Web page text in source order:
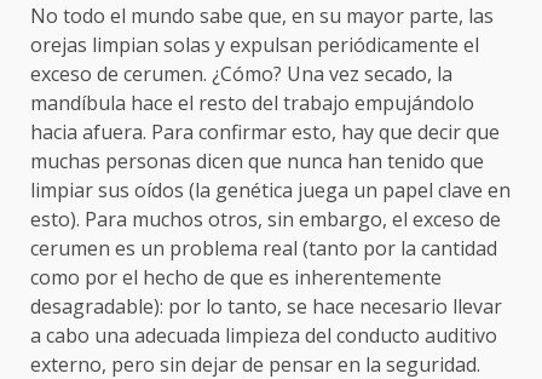
No todo el mundo sabe que, en su mayor parte, las
orejas limpian solas y expulsan periódicamente el
exceso de cerumen. ¿Cómo? Una vez secado, la
mandíbula hace el resto del trabajo empujándolo
hacia afuera. Para confirmar esto, hay que decir que
muchas personas dicen que nunca han tenido que
limpiar sus oídos (la genética juega un papel clave en
esto). Para muchos otros, sin embargo, el exceso de
cerumen es un problema real (tanto por la cantidad
como por el hecho de que es inherentemente
desagradable): por lo tanto, se hace necesario llevar
a cabo una adecuada limpieza del conducto auditivo
externo, pero sin dejar de pensar en la seguridad.